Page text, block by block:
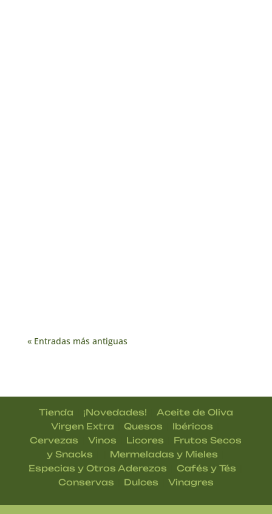
« Entradas más antiguas
Tienda ¡Novedades!
Aceite de Oliva
Virgen Extra
|Quesos Ibéricos
Cervezas |Vinos Licores
Frutos Secos
y Snacks
Mermeladas y Mieles
Especias y Otros Aderezos Cafés y Tés
Conservas Dulces Vinagres